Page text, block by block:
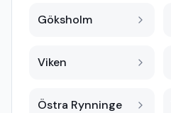
Göksholm
Viken
Östra Rynninge